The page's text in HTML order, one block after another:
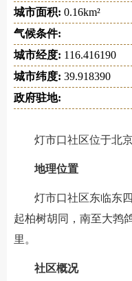
城市面积: 0.16km²
气候条件:
城市经度: 116.416190
城市纬度: 39.918390
政府驻地:
灯市口社区位于北
地理位置
灯市口社区东临东
起柏树胡同，南至大鹁
里。
社区概况